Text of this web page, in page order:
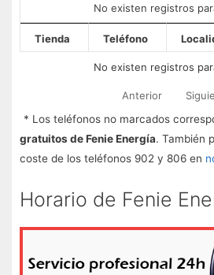
No existen registros
Tienda Teléfono
No existen registros
Anterior
* Los teléfonos no marcados
gratuitos de Fenie Energía. También
coste de los teléfonos 902 y 806 en
Horario de Fenie